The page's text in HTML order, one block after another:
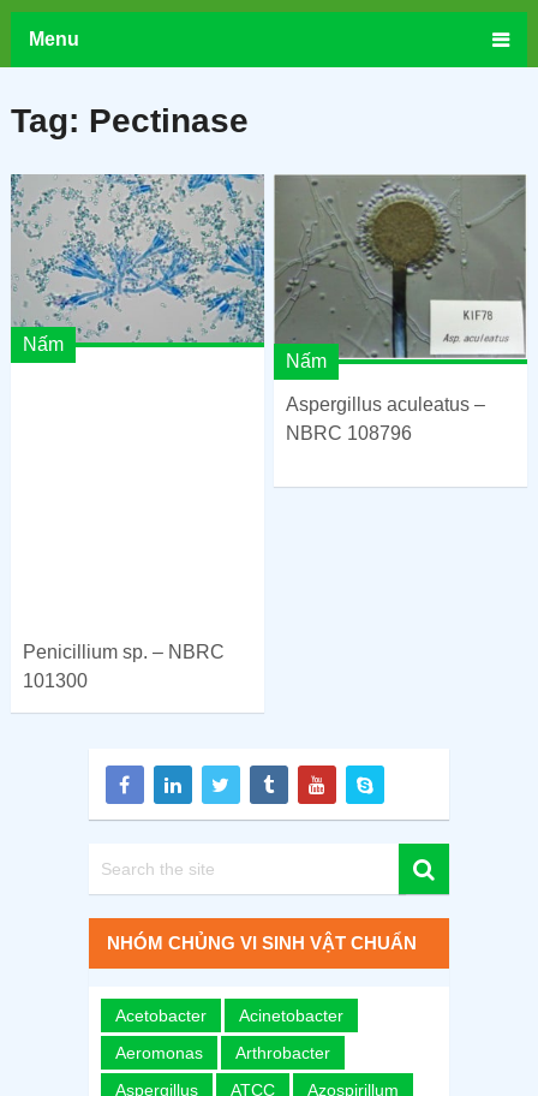
Menu
Tag: Pectinase
Nấm
Penicillium sp. – NBRC
101300
Nấm
Aspergillus aculeatus –
NBRC 108796
NHÓM CHỦNG VI SINH VẬT CHUẨN
Acetobacter
Acinetobacter
Aeromonas
Arthrobacter
Aspergillus
ATCC
Azospirillum